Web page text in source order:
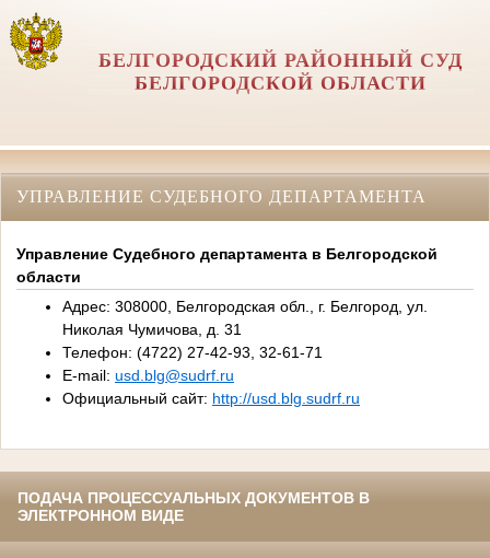
БЕЛГОРОДСКИЙ РАЙОННЫЙ СУД
БЕЛГОРОДСКОЙ ОБЛАСТИ
УПРАВЛЕНИЕ СУДЕБНОГО ДЕПАРТАМЕНТА
Управление Судебного департамента в Белгородской
области
Адрес: 308000, Белгородская обл., г. Белгород, ул.
Николая Чумичова, д. 31
Телефон: (4722) 27-42-93, 32-61-71
E-mail: usd.blg@sudrf.ru
Официальный сайт: http://usd.blg.sudrf.ru
ПОДАЧА ПРОЦЕССУАЛЬНЫХ ДОКУМЕНТОВ В
ЭЛЕКТРОННОМ ВИДЕ